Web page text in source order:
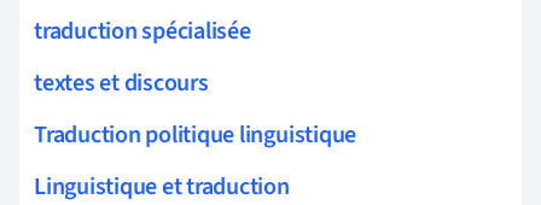
traduction spécialisée
textes et discours
Traduction politique linguistique
Linguistique et traduction